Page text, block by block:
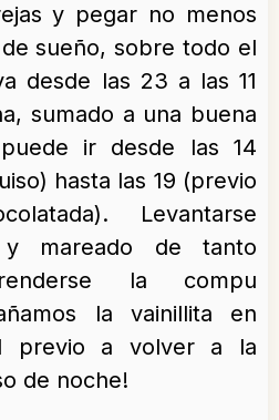
y pegar no menos
sueño, sobre todo el
desde las 23 a las 11
sumado a una buena
ir desde las 14
hasta las 19 (previo
Levantarse
y mareado de tanto
la compu
la vainillita en
previo a volver a la
de noche!